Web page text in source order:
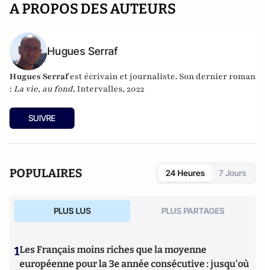
A PROPOS DES AUTEURS
Hugues Serraf
Hugues Serrafest écrivain et journaliste. Son dernier roman
: La vie, au fond, Intervalles, 2022
SUIVRE
POPULAIRES 24 Heures 7 Jours
PLUS LUS PLUS PARTAGES
1Les Français moins riches que la moyenne
européenne pour la 3e année consécutive : jusqu'où